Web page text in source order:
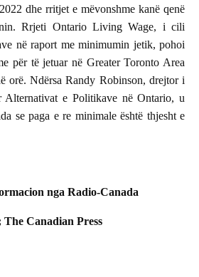
dhe rritjet e mëvonshme kanë qenë
Rrjeti Ontario Living Wage, i cili
në raport me minimumin jetik, pohoi
për të jetuar në Greater Toronto Area
orë. Ndërsa Randy Robinson, drejtor i
Alternativat e Politikave në Ontario, u
se paga e re minimale është thjesht e
nga Radio-Canada
Canadian Press